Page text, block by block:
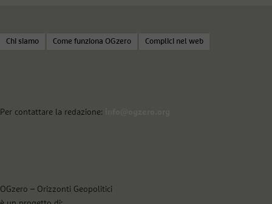
Chi siamo Come funziona OGzero Complici nel web
Per contattare la redazione:
OGzero – Orizzonti Geopolitici